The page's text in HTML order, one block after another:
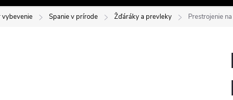
vybevenie Spanie v prírode Žďáráky a prevleky Prestrojenie